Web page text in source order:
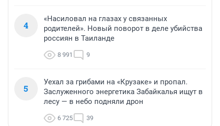
4
«Насиловал на глазах у связанных
родителей». Новый поворот в деле убийства
россиян в Таиланде
8 991 9
5
Уехал за грибами на «Крузаке» и пропал.
Заслуженного энергетика Забайкалья ищут в
лесу — в небо подняли дрон
6 725 39